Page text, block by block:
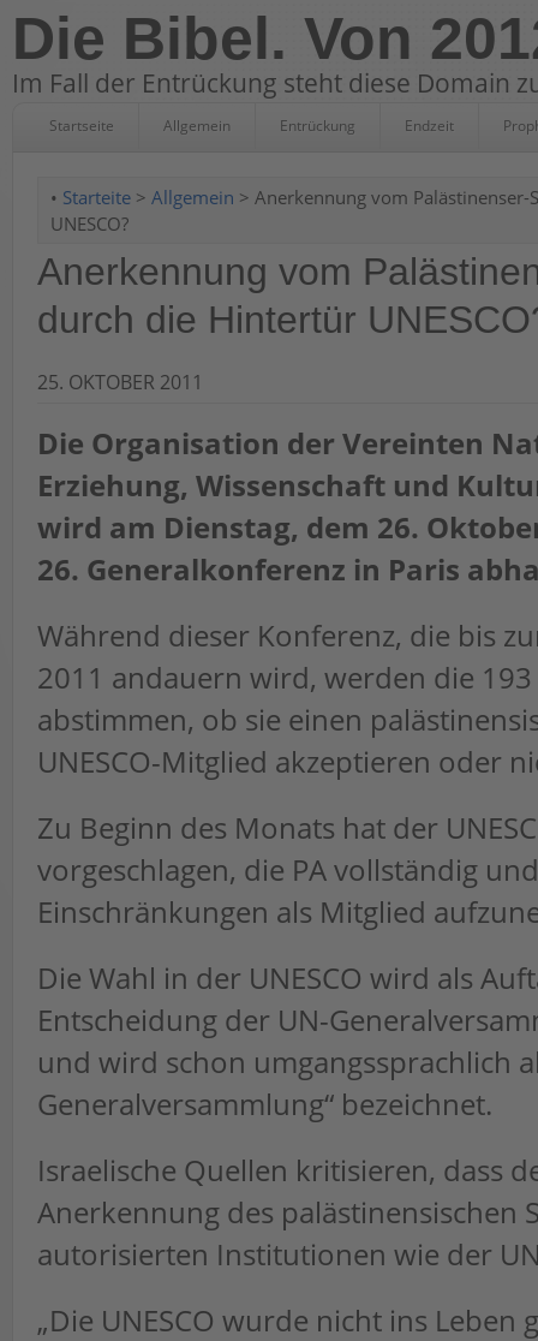
Die Bibel. Von
Im Fall der Entrückung steht diese Domain
Startseite Allgemein Entrückung Endzeit
• Starteite > Allgemein > Anerkennung vom
UNESCO?
Anerkennung vom
durch die Hintertür
25. OKTOBER 2011
Die Organisation der Vereinten
Erziehung, Wissenschaft und
wird am Dienstag, dem 26.
26. Generalkonferenz in Paris
Während dieser Konferenz, die bis
2011 andauern wird, werden die
abstimmen, ob sie einen
UNESCO-Mitglied akzeptieren oder
Zu Beginn des Monats hat der
vorgeschlagen, die PA vollständig
Einschränkungen als Mitglied
Die Wahl in der UNESCO wird als
Entscheidung der UN-
und wird schon umgangssprachlich
Generalversammlung“ bezeichnet.
Israelische Quellen kritisieren, dass
Anerkennung des palästinensischen
autorisierten Institutionen wie der
„Die UNESCO wurde nicht ins Leben